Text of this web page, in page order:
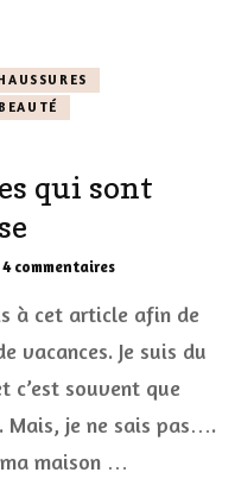
qui sont
4 commentairessur
essentiels
vacances
qui
forcément
à cet article afin de
vacances. Je suis du
c’est souvent que
Mais, je ne sais pas….
ma maison …